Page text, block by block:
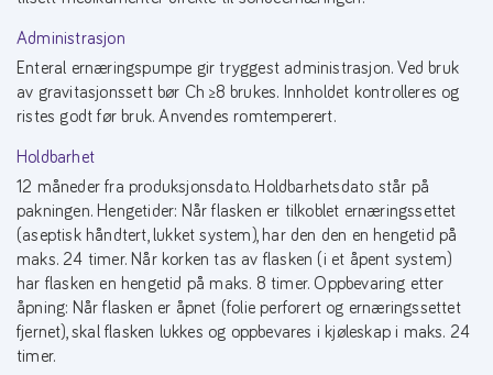
Administrasjon
Enteral ernæringspumpe gir tryggest administrasjon. Ved bruk
av gravitasjonssett bør Ch ≥8 brukes. Innholdet kontrolleres og
ristes godt før bruk. Anvendes romtemperert.
Holdbarhet
12 måneder fra produksjonsdato. Holdbarhetsdato står på
pakningen. Hengetider: Når flasken er tilkoblet ernæringssettet
(aseptisk håndtert, lukket system), har den den en hengetid på
maks. 24 timer. Når korken tas av flasken (i et åpent system)
har flasken en hengetid på maks. 8 timer. Oppbevaring etter
åpning: Når flasken er åpnet (folie perforert og ernæringssettet
fjernet), skal flasken lukkes og oppbevares i kjøleskap i maks. 24
timer.